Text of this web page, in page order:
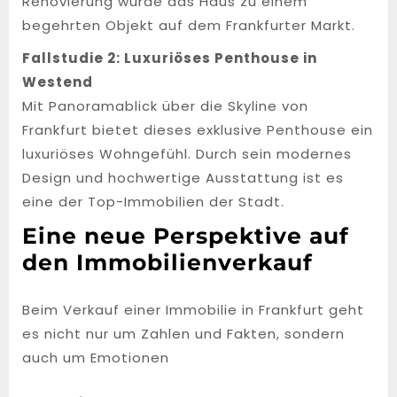
begehrten Objekt auf dem Frankfurter Markt.
Fallstudie 2: Luxuriöses Penthouse in
Westend
Mit Panoramablick über die Skyline von
Frankfurt bietet dieses exklusive Penthouse ein
luxuriöses Wohngefühl. Durch sein modernes
Design und hochwertige Ausstattung ist es
eine der Top-Immobilien der Stadt.
Eine neue Perspektive auf
den Immobilienverkauf
Beim Verkauf einer Immobilie in Frankfurt geht
es nicht nur um Zahlen und Fakten, sondern
auch um Emotionen